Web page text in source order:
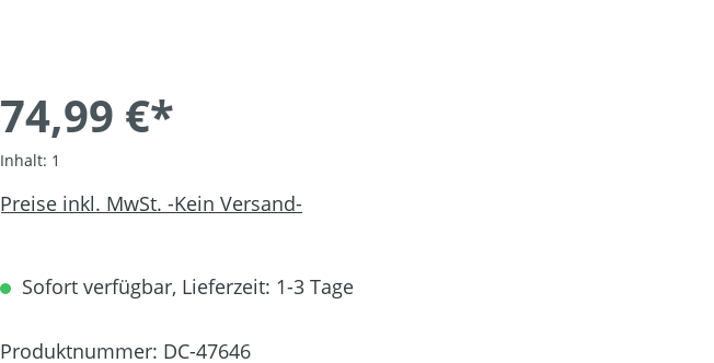
74,99 €*
Inhalt: 1
Preise inkl. MwSt. -Kein Versand-
Sofort verfügbar, Lieferzeit: 1-3 Tage
Produktnummer: DC-47646